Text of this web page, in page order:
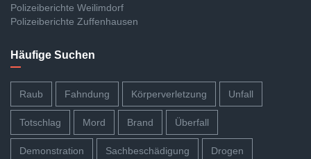
Polizeiberichte Weilimdorf
Polizeiberichte Zuffenhausen
Häufige Suchen
Raub Fahndung Körperverletzung Unfall
Totschlag Mord Brand Überfall
Demonstration Sachbeschädigung Drogen